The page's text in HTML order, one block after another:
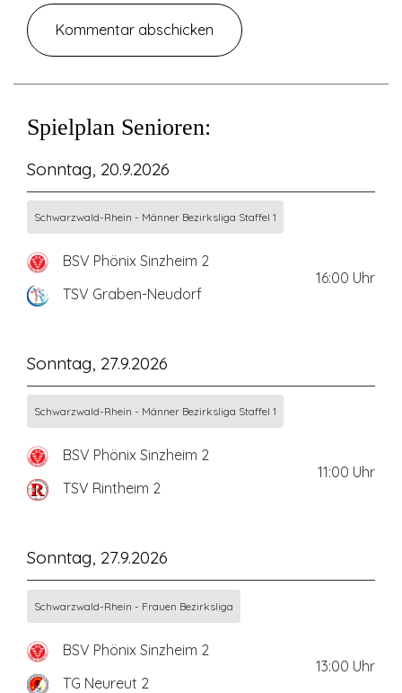
Spielplan Senioren:
Sonntag, 20.9.2026
Schwarzwald-Rhein - Männer Bezirksliga Staffel 1
BSV Phönix Sinzheim 2
TSV Graben-Neudorf
16:00 Uhr
Sonntag, 27.9.2026
Schwarzwald-Rhein - Männer Bezirksliga Staffel 1
BSV Phönix Sinzheim 2
TSV Rintheim 2
11:00 Uhr
Sonntag, 27.9.2026
Schwarzwald-Rhein - Frauen Bezirksliga
BSV Phönix Sinzheim 2
TG Neureut 2
13:00 Uhr